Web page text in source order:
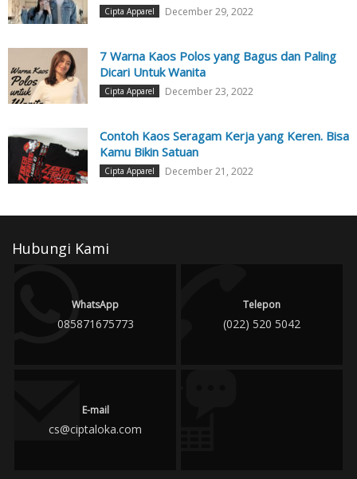
Cipta Apparel December 29, 2022
7 Warna Kaos Polos yang Bagus dan Paling
Dicari Untuk Wanita
Cipta Apparel December 23, 2022
Contoh Kaos Seragam Kerja yang Keren. Bisa
Kamu Bikin Satuan
Cipta Apparel December 21, 2022
Hubungi Kami
WhatsApp
085871675773
Telepon
(022) 520 5042
E-mail
cs@ciptaloka.com